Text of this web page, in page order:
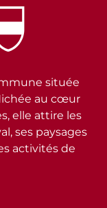
située
au cœur
elle attire les
ses paysages
activités de